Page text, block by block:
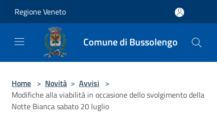
Regione Veneto
Comune di Bussolengo
Home > Novità > Avvisi >
Modifiche alla viabilità in occasione dello svolgimento della
Notte Bianca sabato 20 luglio